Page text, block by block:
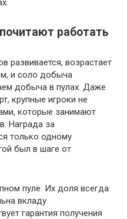
работать
развивается, возрастает
и соло добыча
добыча в пулах. Даже
крупные игроки не
которые занимают
Награда за
только одному
был в шаге от
пуле. Их доля всегда
вкладу
гарантия получения